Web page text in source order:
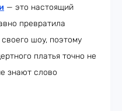
— это настоящий
превратила
шоу, поэтому
платья точно не
знают слово